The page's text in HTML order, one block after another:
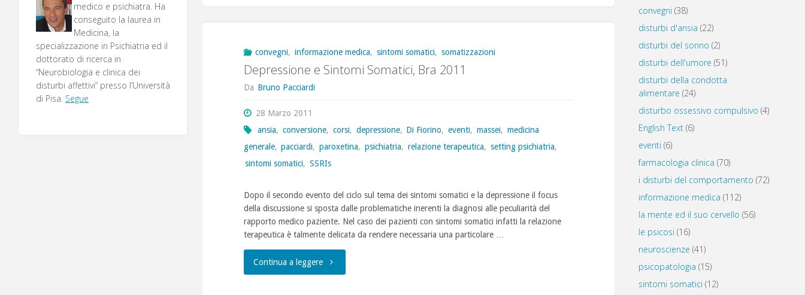
convegni, informazione medica, sintomi somatici, somatizzazioni
Depressione e Sintomi Somatici, Bra 2011
Da Bruno Pacciardi
28 Marzo 2011
ansia, conversione, corsi, depressione, Di Fiorino, eventi, massei, medicina
generale, pacciardi, paroxetina, psichiatria, relazione terapeutica, setting psichiatria,
sintomi somatici, SSRIs
Dopo il secondo evento del ciclo sul tema dei sintomi somatici e la depressione il focus
della discussione si sposta dalle problematiche inerenti la diagnosi alle peculiarità del
rapporto medico paziente. Nel caso dei pazienti con sintomi somatici infatti la relazione
terapeutica è talmente delicata da rendere necessaria una particolare …
Continua a leggere"Depressione
medico e psichiatra. Ha
conseguito la laurea in
Medicina, la
specializzazione in Psichiatria ed il
dottorato di ricerca in
“Neurobiologia e clinica dei
disturbi affettivi” presso l’Università
di Pisa. Segue
convegni (38)
disturbi d'ansia (22)
disturbi del sonno (2)
disturbi dell'umore (51)
disturbi della condotta
alimentare (24)
disturbo ossessivo compulsivo (4)
English Text (6)
eventi (6)
farmacologia clinica (70)
i disturbi del comportamento (72)
informazione medica (112)
la mente ed il suo cervello (56)
le psicosi (16)
neuroscienze (41)
psicopatologia (15)
sintomi somatici (12)